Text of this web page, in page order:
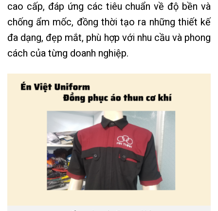
cao cấp, đáp ứng các tiêu chuẩn về độ bền và
chống ẩm mốc, đồng thời tạo ra những thiết kế
đa dạng, đẹp mắt, phù hợp với nhu cầu và phong
cách của từng doanh nghiệp.